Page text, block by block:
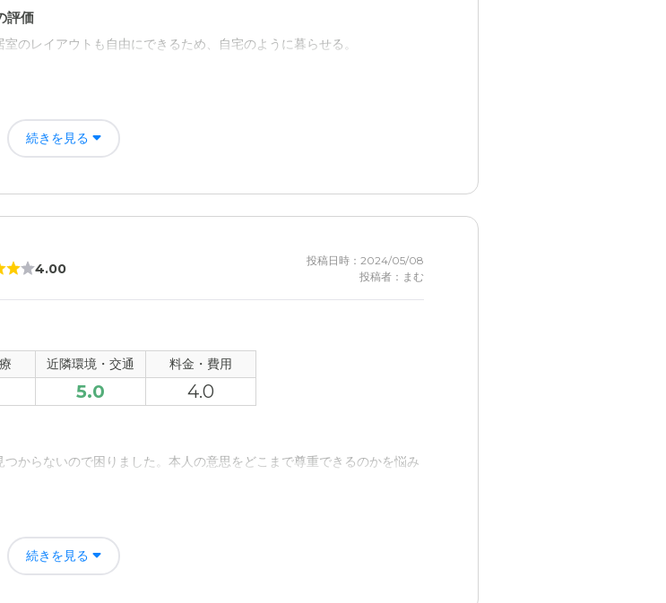
評価
のレイアウトも自由にできるため、自宅のように暮らせる。
いるようで、安心感があると思った。
に好きなものを買いに出られる。
断然安い。年金と貯金でどうにか賄えそう。
続きを見る
4.00
投稿日時：2024/05/08
投稿者：まむ
近隣環境・交通 料金・費用
5.0 4.0
からないので困りました。本人の意思をどこまで尊重できるのかを悩み
する中で、この施設を選んでよかったと思うことが何回もあったから、
続きを見る